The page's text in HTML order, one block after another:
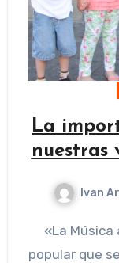
La
nuestras
Ivan
«La Música amansa las fieras» es un dicho
popular que